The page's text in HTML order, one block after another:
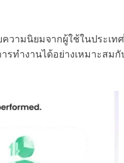
ความนิยมจากผู้ใช้ในประเท
รทำงานได้อย่างเหมาะสมกั